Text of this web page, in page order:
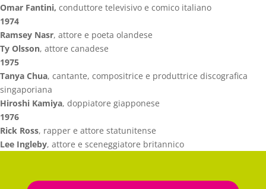
Omar Fantini, conduttore televisivo e comico italiano
1974
Ramsey Nasr, attore e poeta olandese
Ty Olsson, attore canadese
1975
Tanya Chua, cantante, compositrice e produttrice discografica
singaporiana
Hiroshi Kamiya, doppiatore giapponese
1976
Rick Ross, rapper e attore statunitense
Lee Ingleby, attore e sceneggiatore britannico